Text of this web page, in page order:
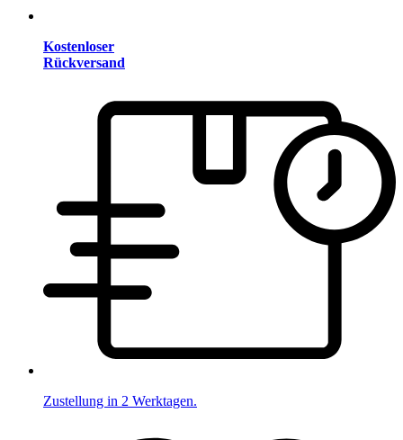
Kostenloser
Rückversand
Zustellung in 2 Werktagen.